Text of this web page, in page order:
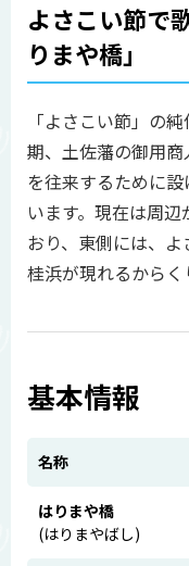
よさこい節で
りまや橋」
「よさこい節」の
期、土佐藩の御用
を往来するために
います。現在は周
おり、東側には、
桂浜が現れるからく
基本情報
名称
はりまや橋
(はりまやばし)